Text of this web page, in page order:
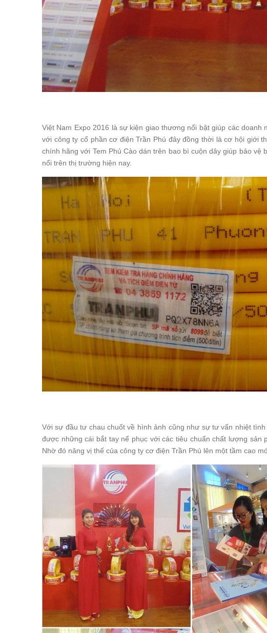
Việt Nam Expo 2016 là sự kiện giao thương nổi bật giúp các
với công ty cổ phần cơ điện Trần Phú đây đồng thời là cơ hội giới
chính hãng với Tem Phủ Cào dán trên bao bì cuộn dây giúp bảo
nổi trên thị trường hiện nay.
Với sự đầu tư chau chuốt về hình ảnh cũng như sự tư vấn nhiệt
được những cái bắt tay nể phục với các tiêu chuẩn chất lượng sản
Nhờ đó nâng vị thế của công ty cơ điện Trần Phú lên một tầm cao